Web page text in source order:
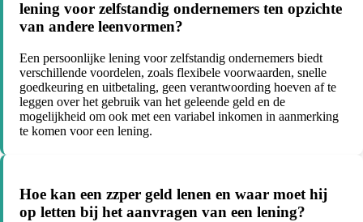
lening voor zelfstandig ondernemers ten opzichte
van andere leenvormen?
Een persoonlijke lening voor zelfstandig ondernemers biedt
verschillende voordelen, zoals flexibele voorwaarden, snelle
goedkeuring en uitbetaling, geen verantwoording hoeven af te
leggen over het gebruik van het geleende geld en de
mogelijkheid om ook met een variabel inkomen in aanmerking
te komen voor een lening.
Hoe kan een zzper geld lenen en waar moet hij
op letten bij het aanvragen van een lening?